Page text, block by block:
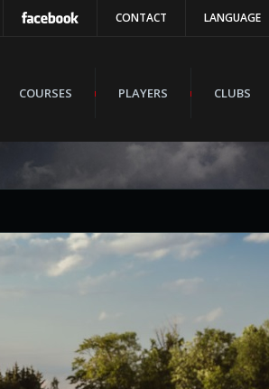
CONTACT LANGUAGE
COURSES PLAYERS CLUBS